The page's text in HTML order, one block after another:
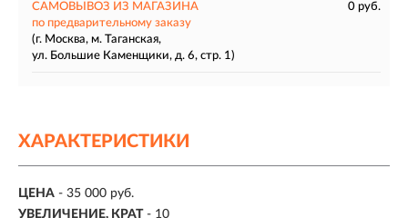
САМОВЫВОЗ ИЗ МАГАЗИНА
0 руб.
по предварительному заказу
(г. Москва, м. Таганская,
ул. Большие Каменщики, д. 6, стр. 1)
ХАРАКТЕРИСТИКИ
ЦЕНА - 35 000 руб.
УВЕЛИЧЕНИЕ, КРАТ - 10